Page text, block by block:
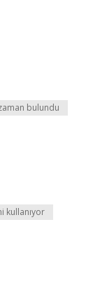
bulundu
kullanıyor